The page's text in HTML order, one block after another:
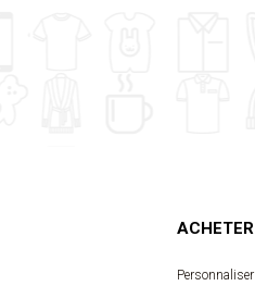
ACHETER
Personnaliser